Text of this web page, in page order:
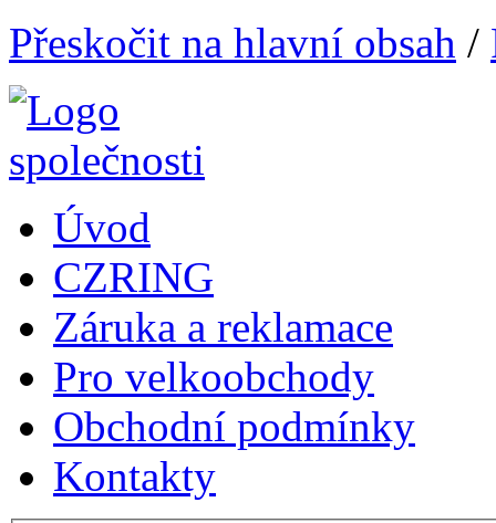
Přeskočit na hlavní obsah /
Úvod
CZRING
Záruka a reklamace
Pro velkoobchody
Obchodní podmínky
Kontakty